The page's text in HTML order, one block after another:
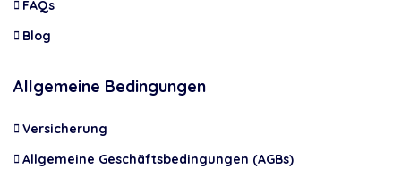
FAQs
Blog
Allgemeine Bedingungen
Versicherung
Allgemeine Geschäftsbedingungen (AGBs)